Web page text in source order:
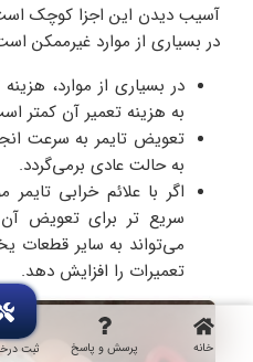
خانه پرسش و پاسخ ثبت
آسیب دیدن این اجزا کوچک
در بسیاری از موارد غیرممکن
در بسیاری از موارد،
به هزینه تعمیر آن کمتر
تعویض تایمر به سرعت
به حالت عادی برمی‌گردد.
اگر با علائم خرابی
سریع‌ تر برای تعویض آن
می‌تواند به سایر قطعات
تعمیرات را افزایش دهد.